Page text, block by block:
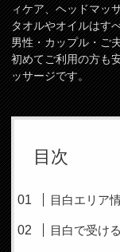
ィケア、ヘッドマッ
タオルやオイルはす
男性・カップル・ご
初めてご利用の方も
ッサージです。
目次
目白エリア
目白で受け